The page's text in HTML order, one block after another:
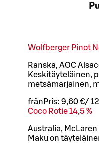
Wolfberger Pinot
Ranska, AOC
Keskitäyteläinen,
metsämarjainen,
från Pris: 9,60 €/
Coco Rotie 14,5 %
Australia, McLaren
Maku on